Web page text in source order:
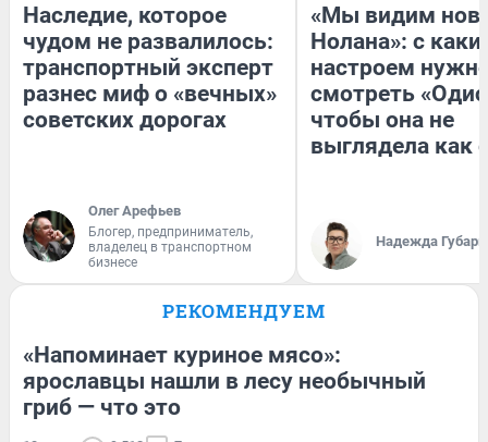
Наследие, которое
чудом не развалилось:
транспортный эксперт
разнес миф о «вечных»
советских дорогах
Олег Арефьев
Блогер, предприниматель,
владелец в транспортном
бизнесе
«Мы видим
Нолана»: с
настроем
смотреть
чтобы она не
выглядела как
Надежда Губарь
РЕКОМЕНДУЕМ
«Напоминает куриное мясо»:
ярославцы нашли в лесу необычный
гриб — что это